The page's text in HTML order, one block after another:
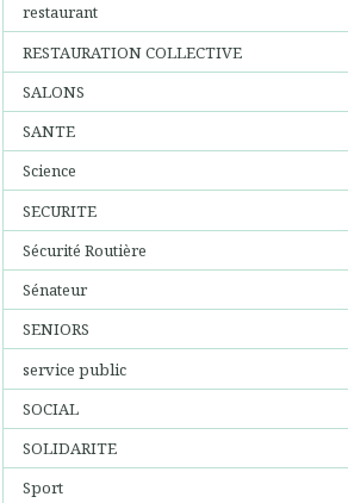
restaurant
RESTAURATION COLLECTIVE
SALONS
SANTE
Science
SECURITE
Sécurité Routière
Sénateur
SENIORS
service public
SOCIAL
SOLIDARITE
Sport